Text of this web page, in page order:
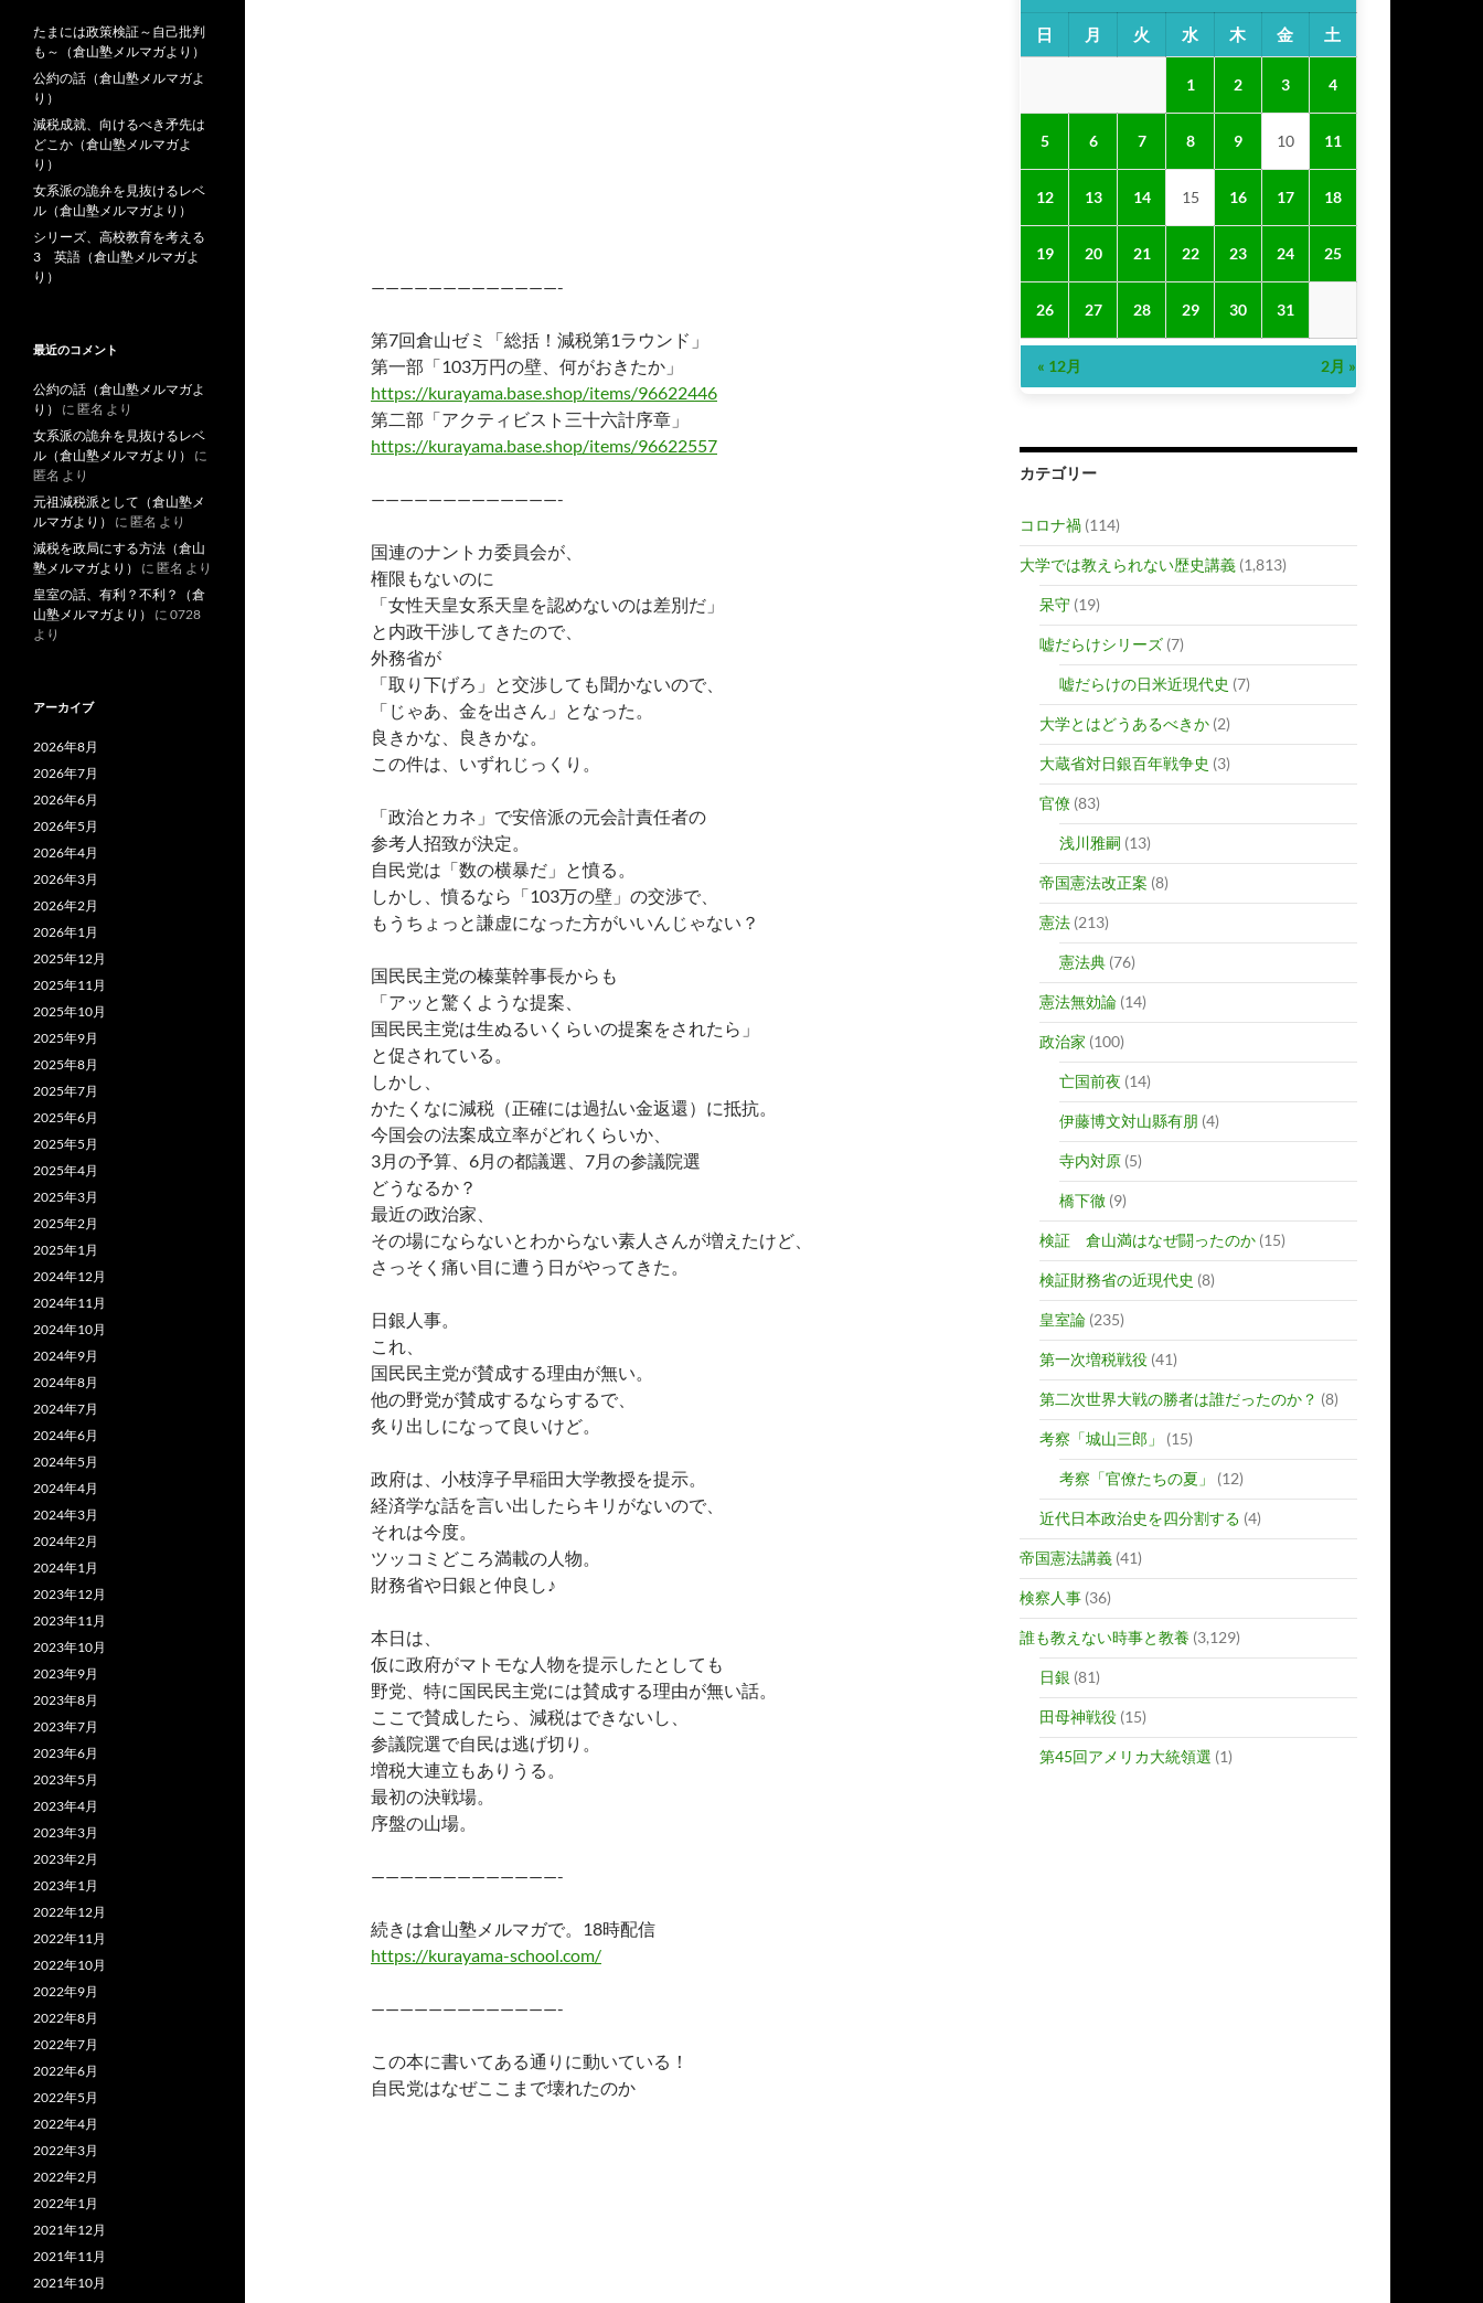
—————————————-
第7回倉山ゼミ「総括！減税第1ラウンド」
第一部「103万円の壁、何がおきたか」
https://kurayama.base.shop/items/96622446
第二部「アクティビスト三十六計序章」
https://kurayama.base.shop/items/96622557
—————————————-
国連のナントカ委員会が、
権限もないのに
「女性天皇女系天皇を認めないのは差別だ」
と内政干渉してきたので、
外務省が
「取り下げろ」と交渉しても聞かないので、
「じゃあ、金を出さん」となった。
良きかな、良きかな。
この件は、いずれじっくり。
「政治とカネ」で安倍派の元会計責任者の
参考人招致が決定。
自民党は「数の横暴だ」と憤る。
しかし、憤るなら「103万の壁」の交渉で、
もうちょっと謙虚になった方がいいんじゃない？
国民民主党の榛葉幹事長からも
「アッと驚くような提案、
国民民主党は生ぬるいくらいの提案をされたら」
と促されている。
しかし、
かたくなに減税（正確には過払い金返還）に抵抗。
今国会の法案成立率がどれくらいか、
3月の予算、6月の都議選、7月の参議院選
どうなるか？
最近の政治家、
その場にならないとわからない素人さんが増えたけど、
さっそく痛い目に遭う日がやってきた。
日銀人事。
これ、
国民民主党が賛成する理由が無い。
他の野党が賛成するならするで、
炙り出しになって良いけど。
政府は、小枝淳子早稲田大学教授を提示。
経済学な話を言い出したらキリがないので、
それは今度。
ツッコミどころ満載の人物。
財務省や日銀と仲良し♪
本日は、
仮に政府がマトモな人物を提示したとしても
野党、特に国民民主党には賛成する理由が無い話。
ここで賛成したら、減税はできないし、
参議院選で自民は逃げ切り。
増税大連立もありうる。
最初の決戦場。
序盤の山場。
—————————————-
続きは倉山塾メルマガで。18時配信
https://kurayama-school.com/
—————————————-
この本に書いてある通りに動いている！
自民党はなぜここまで壊れたのか
日 月 火 水 木 金 土
1 2 3 4
5 6 7 8 9 10 11
12 13 14 15 16 17 18
19 20 21 22 23 24 25
26 27 28 29 30 31
« 12月 2月 »
カテゴリー
コロナ禍 (114)
大学では教えられない歴史講義 (1,813)
呆守 (19)
嘘だらけシリーズ (7)
嘘だらけの日米近現代史 (7)
大学とはどうあるべきか (2)
大蔵省対日銀百年戦争史 (3)
官僚 (83)
浅川雅嗣 (13)
帝国憲法改正案 (8)
憲法 (213)
憲法典 (76)
憲法無効論 (14)
政治家 (100)
亡国前夜 (14)
伊藤博文対山縣有朋 (4)
寺内対原 (5)
橋下徹 (9)
検証 倉山満はなぜ闘ったのか (15)
検証財務省の近現代史 (8)
皇室論 (235)
第一次増税戦役 (41)
第二次世界大戦の勝者は誰だったのか？ (8)
考察「城山三郎」 (15)
考察「官僚たちの夏」 (12)
近代日本政治史を四分割する (4)
帝国憲法講義 (41)
検察人事 (36)
誰も教えない時事と教養 (3,129)
日銀 (81)
田母神戦役 (15)
第45回アメリカ大統領選 (1)
たまには政策検証～自己批判
も～（倉山塾メルマガより）
公約の話（倉山塾メルマガよ
り）
減税成就、向けるべき矛先は
どこか（倉山塾メルマガよ
り）
女系派の詭弁を見抜けるレベ
ル（倉山塾メルマガより）
シリーズ、高校教育を考える
3 英語（倉山塾メルマガよ
り）
最近のコメント
公約の話（倉山塾メルマガよ
り）
に 匿名 より
女系派の詭弁を見抜けるレベ
ル（倉山塾メルマガより）
に
匿名 より
元祖減税派として（倉山塾メ
ルマガより）
に 匿名 より
減税を政局にする方法（倉山
塾メルマガより）
に 匿名 より
皇室の話、有利？不利？（倉
山塾メルマガより）
に 0728
より
アーカイブ
2026年8月
2026年7月
2026年6月
2026年5月
2026年4月
2026年3月
2026年2月
2026年1月
2025年12月
2025年11月
2025年10月
2025年9月
2025年8月
2025年7月
2025年6月
2025年5月
2025年4月
2025年3月
2025年2月
2025年1月
2024年12月
2024年11月
2024年10月
2024年9月
2024年8月
2024年7月
2024年6月
2024年5月
2024年4月
2024年3月
2024年2月
2024年1月
2023年12月
2023年11月
2023年10月
2023年9月
2023年8月
2023年7月
2023年6月
2023年5月
2023年4月
2023年3月
2023年2月
2023年1月
2022年12月
2022年11月
2022年10月
2022年9月
2022年8月
2022年7月
2022年6月
2022年5月
2022年4月
2022年3月
2022年2月
2022年1月
2021年12月
2021年11月
2021年10月